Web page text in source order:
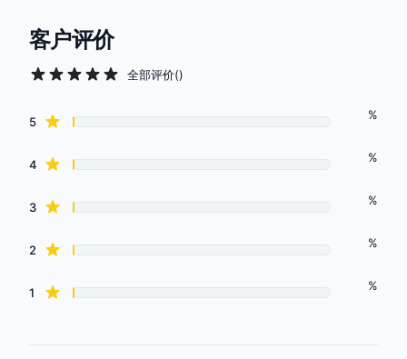
客户评价
全部评价()
Review data
5star reviews %
4 star reviews %
3star reviews %
2 star reviews %
1 star reviews %